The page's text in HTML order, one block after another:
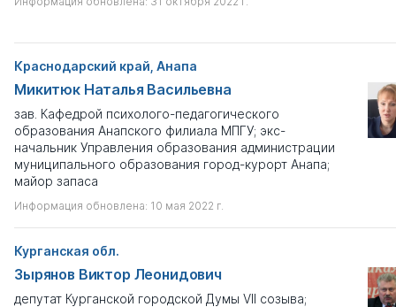
Краснодарский край, Анапа
Микитюк Наталья Васильевна
зав. Кафедрой психолого-педагогического
образования Анапского филиала МПГУ; экс-
начальник Управления образования администрации
муниципального образования город-курорт Анапа;
майор запаса
Информация обновлена: 10 мая 2022 г.
Курганская обл.
Зырянов Виктор Леонидович
депутат Курганской городской Думы VII созыва;